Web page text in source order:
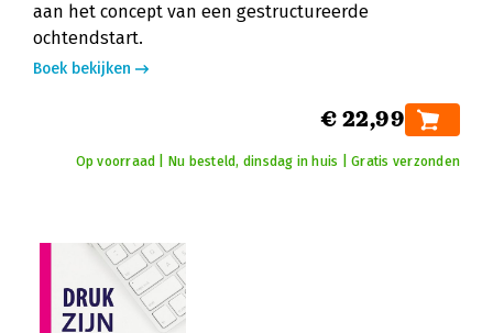
aan het concept van een gestructureerde
ochtendstart.
Boek bekijken
€ 22,99
Op voorraad | Nu besteld, dinsdag in huis | Gratis verzonden